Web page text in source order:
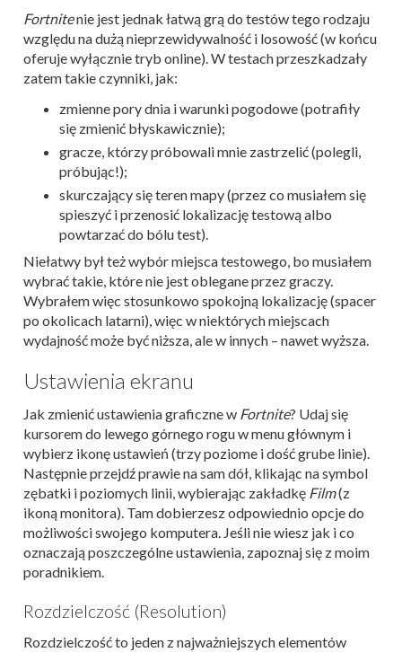
Fortnitenie jest jednak łatwą grą do testów tego rodzaju
względu na dużą nieprzewidywalność i losowość (w końcu
oferuje wyłącznie tryb online). W testach przeszkadzały
zatem takie czynniki, jak:
zmienne pory dnia i warunki pogodowe (potrafiły
się zmienić błyskawicznie);
gracze, którzy próbowali mnie zastrzelić (polegli,
próbując!);
skurczający się teren mapy (przez co musiałem się
spieszyć i przenosić lokalizację testową albo
powtarzać do bólu test).
Niełatwy był też wybór miejsca testowego, bo musiałem
wybrać takie, które nie jest oblegane przez graczy.
Wybrałem więc stosunkowo spokojną lokalizację (spacer
po okolicach latarni), więc w niektórych miejscach
wydajność może być niższa, ale w innych – nawet wyższa.
Ustawienia ekranu
Jak zmienić ustawienia graficzne w Fortnite? Udaj się
kursorem do lewego górnego rogu w menu głównym i
wybierz ikonę ustawień (trzy poziome i dość grube linie).
Następnie przejdź prawie na sam dół, klikając na symbol
zębatki i poziomych linii, wybierając zakładkę Film(z
ikoną monitora). Tam dobierzesz odpowiednio opcje do
możliwości swojego komputera. Jeśli nie wiesz jak i co
oznaczają poszczególne ustawienia, zapoznaj się z moim
poradnikiem.
Rozdzielczość (Resolution)
Rozdzielczość to jeden z najważniejszych elementów